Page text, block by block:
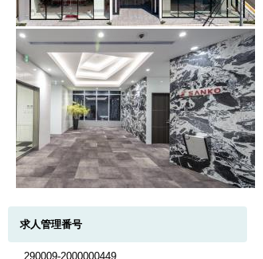
求人管理番号
290009-2000000449